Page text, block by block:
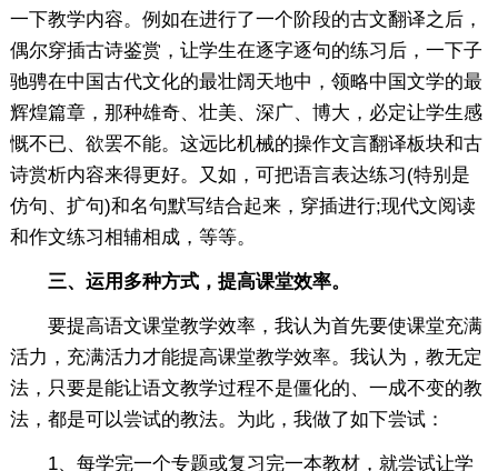
一下教学内容。例如在进行了一个阶段的古文翻译之后，
偶尔穿插古诗鉴赏，让学生在逐字逐句的练习后，一下子
驰骋在中国古代文化的最壮阔天地中，领略中国文学的最
辉煌篇章，那种雄奇、壮美、深广、博大，必定让学生感
慨不已、欲罢不能。这远比机械的操作文言翻译板块和古
诗赏析内容来得更好。又如，可把语言表达练习(特别是
仿句、扩句)和名句默写结合起来，穿插进行;现代文阅读
和作文练习相辅相成，等等。
三、运用多种方式，提高课堂效率。
要提高语文课堂教学效率，我认为首先要使课堂充满
活力，充满活力才能提高课堂教学效率。我认为，教无定
法，只要是能让语文教学过程不是僵化的、一成不变的教
法，都是可以尝试的教法。为此，我做了如下尝试：
1、每学完一个专题或复习完一本教材，就尝试让学